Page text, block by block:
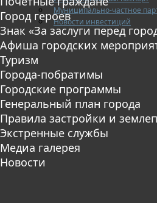
Муниципально-частное
Новости инвестиций
Город героев
Знак «За заслуги перед
Афиша городских
Туризм
Города-побратимы
Городские программы
Генеральный план города
Правила застройки и
Экстренные службы
Медиа галерея
Новости